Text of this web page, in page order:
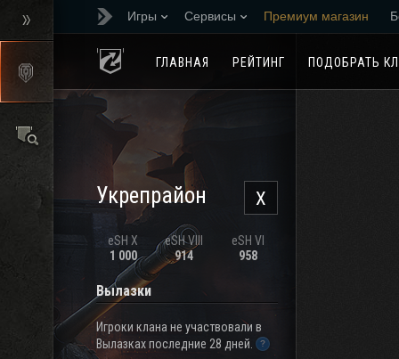
Игры Сервисы Премиум магазин
ГЛАВНАЯ
РЕЙТИНГ ПОДОБРАТЬ
X
Укрепрайон
eSH X
1 000
eSH VIII
914
eSH VI
958
Вылазки
Игроки клана не участвовали в
Вылазках последние 28 дней.